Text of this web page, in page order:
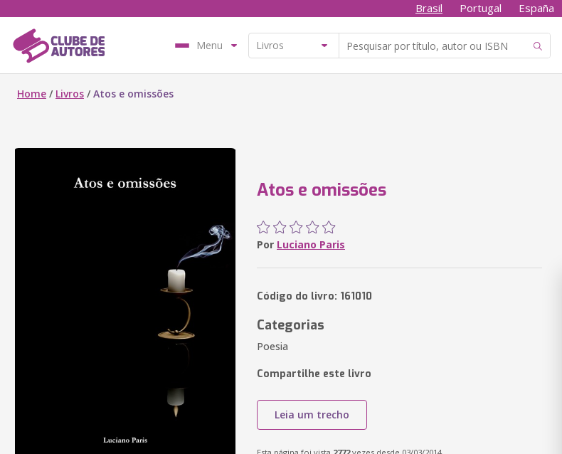
Brasil Portugal España
Menu
Home / Livros /Atos e omissões
Atos e omissões
Por Luciano Paris
Código do livro: 161010
Categorias
Poesia
Compartilhe este livro
Leia um trecho